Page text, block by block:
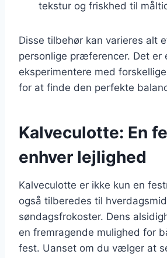
tekstur og friskhed til
Disse tilbehør kan varieres alt
personlige præferencer. Det er
eksperimentere med
for at finde den perfekte
Kalveculotte: En
enhver lejlighed
Kalveculotte er ikke kun en
også tilberedes til
søndagsfrokoster. Dens
en fremragende mulighed for
fest. Uanset om du vælger at